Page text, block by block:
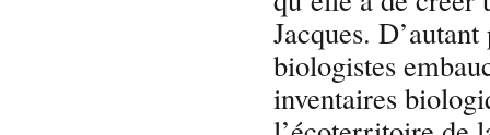
Jacques.
biologistes
inventaires